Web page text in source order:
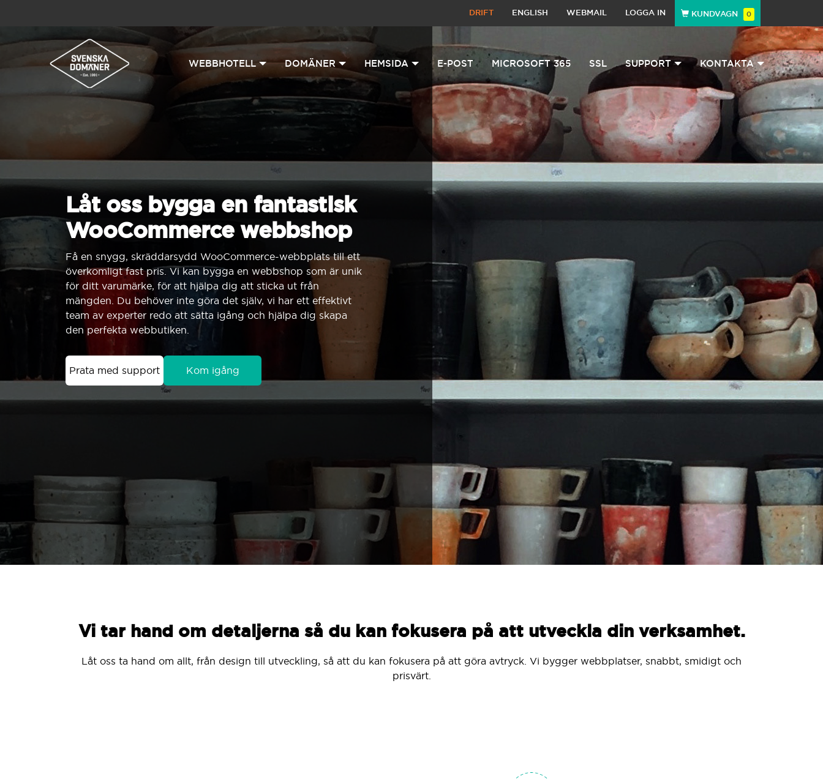
DRIFT ENGLISH WEBMAIL LOGGA IN KUNDVAGN 0
WEBBHOTELL DOMÄNER HEMSIDA E-POST MICROSOFT 365 SSL SUPPORT KONTAKTA
Låt oss bygga en fantastisk
WooCommerce webbshop
Få en snygg, skräddarsydd WooCommerce-webbplats till ett
överkomligt fast pris. Vi kan bygga en webbshop som är unik
för ditt varumärke, för att hjälpa dig att sticka ut från
mängden. Du behöver inte göra det själv, vi har ett effektivt
team av experter redo att sätta igång och hjälpa dig skapa
den perfekta webbutiken.
Prata med support Kom igång
Vi tar hand om detaljerna så du kan fokusera på att utveckla din verksamhet.
Låt oss ta hand om allt, från design till utveckling, så att du kan fokusera på att göra avtryck. Vi bygger webbplatser, snabbt, smidigt och
prisvärt.